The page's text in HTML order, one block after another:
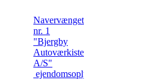
Navervænget
nr. 1
"Bjergby
Autoværkisted
A/S"
ejendomsoplysning